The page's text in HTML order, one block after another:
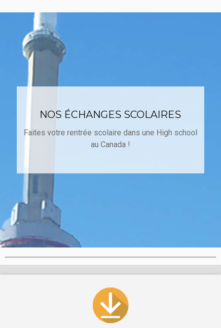
NOS ÉCHANGES SCOLAIRES
Faites votre rentrée scolaire dans une High school
au Canada !